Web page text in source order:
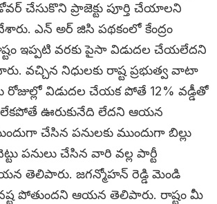
చేసుకొని ప్రాజెక్టు పూర్తి చేయాలని
ఎన్‌ అర్‌ జిసి పథకంలో కేంద్రం
ఇప్పటి వరకు పైసా విడుదల చేయలేదని
వచ్చిన నిధులకు రాష్ట ప్రభుత్వ వాటా
రోజుల్లో విడుదల చేయక పోతే 12% వడ్డీతో
లేకపోతే ఊరుకునేది లేదని ఆయన
చేసిన పనులకు ముందుగా బిల్లు
పనులు చేసిన వారి వల్ల పార్టీ
తెలిపారు. జగన్మోహన్‌ రెడ్డి మెండి
నష్ట పోతుందని ఆయన తెలిపారు. రాష్టం మీ